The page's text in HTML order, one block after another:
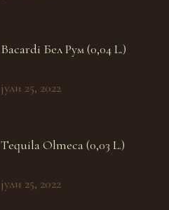
Bacardi Бел Рум (0,04 L.)
јули 25, 2022
Tequila Olmeca (0,03 L.)
јули 25, 2022